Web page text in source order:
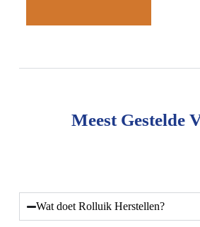
Meest Gestelde
Wat doet Rolluik Herstellen?